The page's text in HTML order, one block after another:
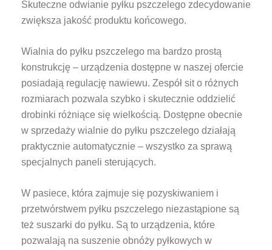
Skuteczne odwianie pyłku pszczelego zdecydowanie
zwiększa jakość produktu końcowego.
Wialnia do pyłku pszczelego ma bardzo prostą
konstrukcję – urządzenia dostępne w naszej ofercie
posiadają regulację nawiewu. Zespół sit o różnych
rozmiarach pozwala szybko i skutecznie oddzielić
drobinki różniące się wielkością. Dostępne obecnie
w sprzedaży wialnie do pyłku pszczelego działają
praktycznie automatycznie – wszystko za sprawą
specjalnych paneli sterujących.
W pasiece, która zajmuje się pozyskiwaniem i
przetwórstwem pyłku pszczelego niezastąpione są
też suszarki do pyłku. Są to urządzenia, które
pozwalają na suszenie obnóży pyłkowych w